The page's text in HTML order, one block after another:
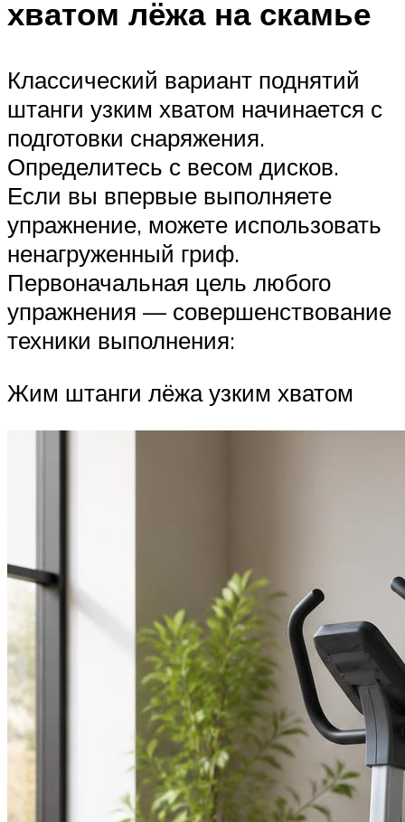
хватом лёжа на скамье
Классический вариант поднятий
штанги узким хватом начинается с
подготовки снаряжения.
Определитесь с весом дисков.
Если вы впервые выполняете
упражнение, можете использовать
ненагруженный гриф.
Первоначальная цель любого
упражнения — совершенствование
техники выполнения:
Жим штанги лёжа узким хватом